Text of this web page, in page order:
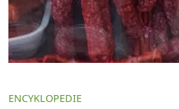
ENCYKLOPEDIE